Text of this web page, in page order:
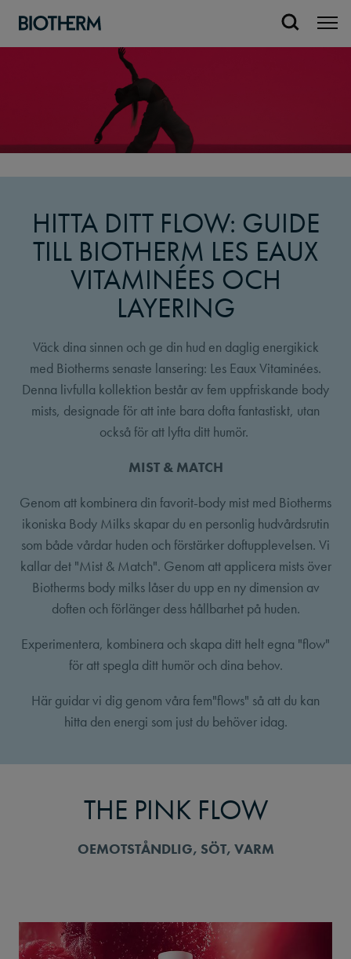
HITTA DITT FLOW: GUIDE
TILL BIOTHERM LES EAUX
VITAMINÉES OCH
LAYERING
Väck dina sinnen och ge din hud en daglig energikick
med Biotherms senaste lansering: Les Eaux Vitaminées.
Denna livfulla kollektion består av fem uppfriskande body
mists, designade för att inte bara dofta fantastiskt, utan
också för att lyfta ditt humör.
MIST & MATCH
Genom att kombinera din favorit-body mist med Biotherms
ikoniska Body Milks skapar du en personlig hudvårdsrutin
som både vårdar huden och förstärker doftupplevelsen. Vi
kallar det "Mist & Match". Genom att applicera mists över
Biotherms body milks låser du upp en ny dimension av
doften och förlänger dess hållbarhet på huden.
Experimentera, kombinera och skapa ditt helt egna "flow"
för att spegla ditt humör och dina behov.
Här guidar vi dig genom våra fem"flows" så att du kan
hitta den energi som just du behöver idag.
THE PINK FLOW
OEMOTSTÅNDLIG, SÖT, VARM